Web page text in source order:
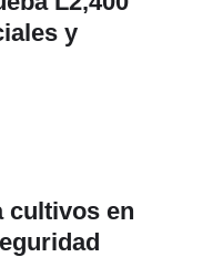
y
cultivos en